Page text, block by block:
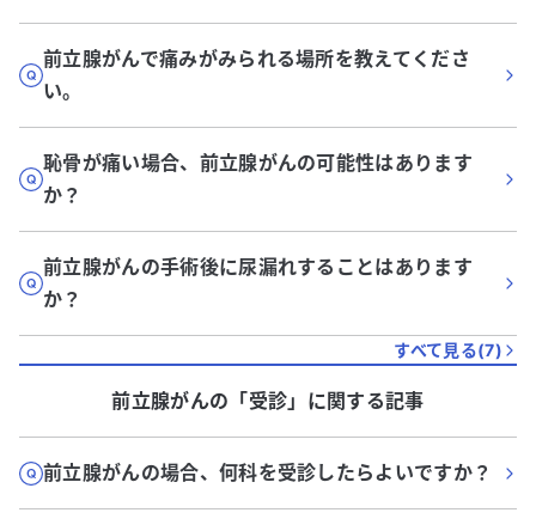
前立腺がんで痛みがみられる場所を教えてくださ
い。
恥骨が痛い場合、前立腺がんの可能性はあります
か？
前立腺がんの手術後に尿漏れすることはあります
か？
すべて見る(7)
前立腺がんの「受診」に関する記事
前立腺がんの場合、何科を受診したらよいですか？